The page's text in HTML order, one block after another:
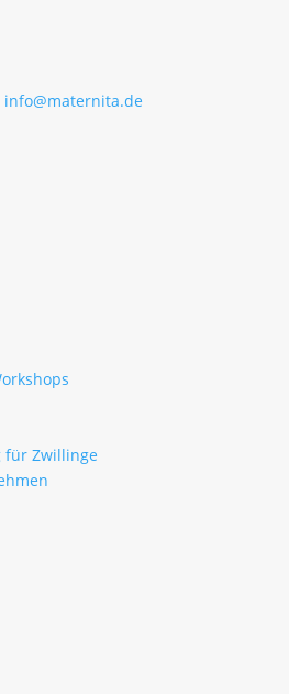
info@maternita.de
für Zwillinge